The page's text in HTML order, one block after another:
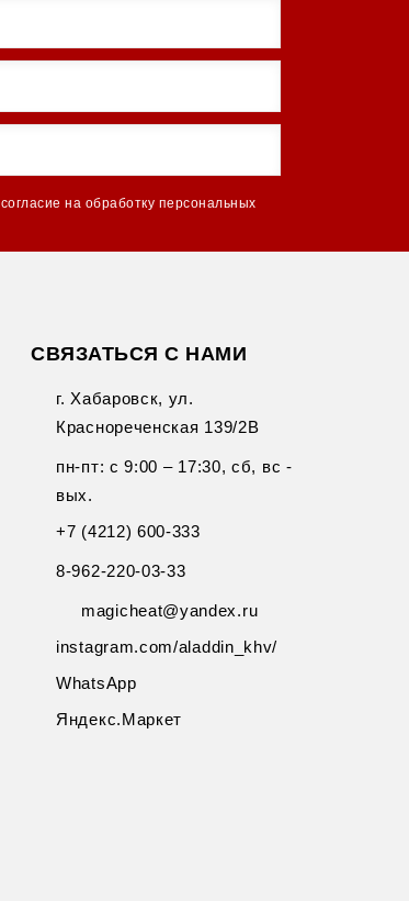
согласие на обработку персональных
СВЯЗАТЬСЯ С НАМИ
г. Хабаровск, ул.
Краснореченская 139/2В
пн-пт: с 9:00 – 17:30, сб, вс -
вых.
+7 (4212) 600-333
8-962-220-03-33
magicheat@yandex.ru
instagram.com/aladdin_khv/
WhatsApp
Яндекс.Маркет